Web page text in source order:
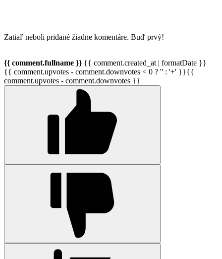
Zatiaľ neboli pridané žiadne komentáre. Buď prvý!
{{ comment.fullname }} {{ comment.created_at | formatDate }}
{{ comment.upvotes - comment.downvotes < 0 ? '' : '+' }}{{
comment.upvotes - comment.downvotes }}